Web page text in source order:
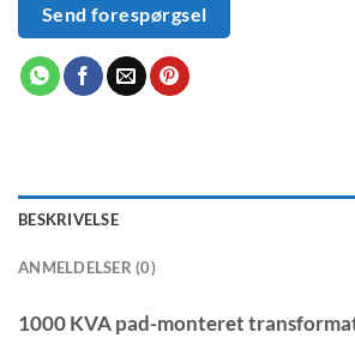
Send forespørgsel
BESKRIVELSE
ANMELDELSER (0)
1000 KVA pad-monteret